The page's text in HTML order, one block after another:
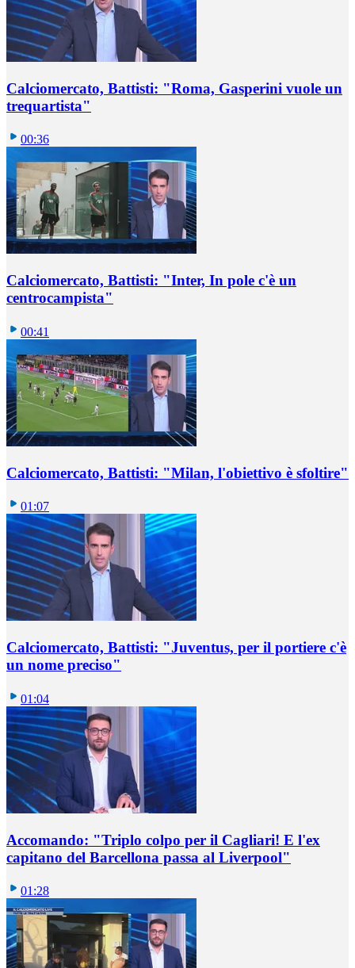
Calciomercato, Battisti: "Roma, Gasperini vuole un
trequartista"
00:36
Calciomercato, Battisti: "Inter, In pole c'è un
centrocampista"
00:41
Calciomercato, Battisti: "Milan, l'obiettivo è sfoltire"
01:07
Calciomercato, Battisti: "Juventus, per il portiere c'è
un nome preciso"
01:04
Accomando: "Triplo colpo per il Cagliari! E l'ex
capitano del Barcellona passa al Liverpool"
01:28